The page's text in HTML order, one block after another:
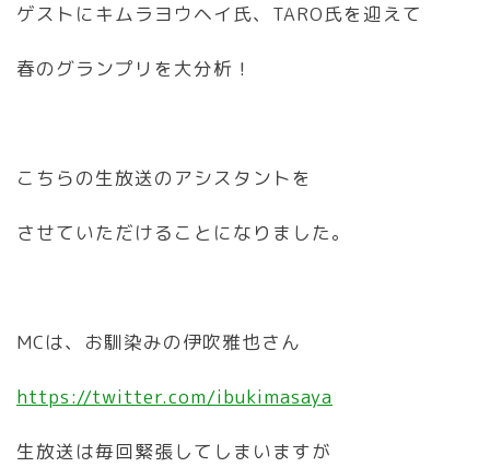
ゲストにキムラヨウヘイ氏、TARO氏を迎えて
春のグランプリを大分析！
こちらの生放送のアシスタントを
させていただけることになりました。
MCは、お馴染みの伊吹雅也さん
https://twitter.com/ibukimasaya
生放送は毎回緊張してしまいますが